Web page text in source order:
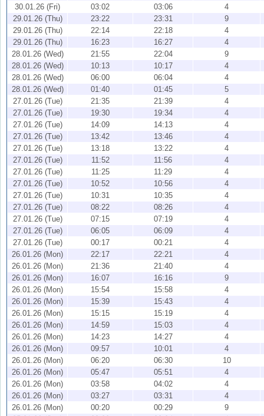
30.01.26 (Fri)
03:02 03:06
4
29.01.26 (Thu)
23:22 23:31
9
29.01.26 (Thu)
22:14 22:18
4
29.01.26 (Thu)
16:23 16:27
4
28.01.26 (Wed)
21:55 22:04
9
28.01.26 (Wed)
10:13 10:17
4
28.01.26 (Wed)
06:00 06:04
4
28.01.26 (Wed)
01:40 01:45
5
27.01.26 (Tue)
21:35 21:39
4
27.01.26 (Tue)
19:30 19:34
4
27.01.26 (Tue)
14:09 14:13
4
27.01.26 (Tue)
13:42 13:46
4
27.01.26 (Tue)
13:18 13:22
4
27.01.26 (Tue)
11:52 11:56
4
27.01.26 (Tue)
11:25 11:29
4
27.01.26 (Tue)
10:52 10:56
4
27.01.26 (Tue)
10:31 10:35
4
27.01.26 (Tue)
08:22 08:26
4
27.01.26 (Tue)
07:15 07:19
4
27.01.26 (Tue)
06:05 06:09
4
27.01.26 (Tue)
00:17 00:21
4
26.01.26 (Mon)
22:17 22:21
4
26.01.26 (Mon)
21:36 21:40
4
26.01.26 (Mon)
16:07 16:16
9
26.01.26 (Mon)
15:54 15:58
4
26.01.26 (Mon)
15:39 15:43
4
26.01.26 (Mon)
15:15 15:19
4
26.01.26 (Mon)
14:59 15:03
4
26.01.26 (Mon)
14:23 14:27
4
26.01.26 (Mon)
09:57 10:01
4
26.01.26 (Mon)
06:20 06:30
10
26.01.26 (Mon)
05:47 05:51
4
26.01.26 (Mon)
03:58 04:02
4
26.01.26 (Mon)
03:27 03:31
4
26.01.26 (Mon)
00:20 00:29
9